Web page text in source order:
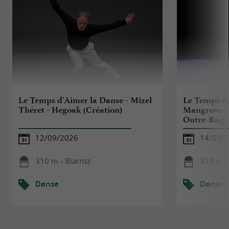
Le Temps d'Aimer la Danse - Mizel
Théret - Hegoak (Création)
12/09/2026
310 m - Biarritz
Danse
Le Temps
Mangrove
Outre-
14/09/
310 m
Danse